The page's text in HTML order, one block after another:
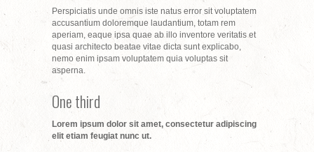
Perspiciatis unde omnis iste natus error sit voluptatem
accusantium doloremque laudantium, totam rem
aperiam, eaque ipsa quae ab illo inventore veritatis et
quasi architecto beatae vitae dicta sunt explicabo,
nemo enim ipsam voluptatem quia voluptas sit
asperna.
One third
Lorem ipsum dolor sit amet, consectetur adipiscing
elit etiam feugiat nunc ut.